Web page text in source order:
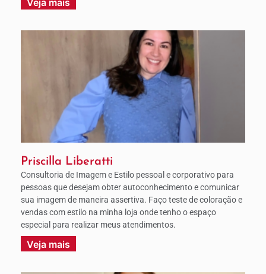
Veja mais
Priscilla Liberatti
Consultoria de Imagem e Estilo pessoal e corporativo para
pessoas que desejam obter autoconhecimento e comunicar
sua imagem de maneira assertiva. Faço teste de coloração e
vendas com estilo na minha loja onde tenho o espaço
especial para realizar meus atendimentos.
Veja mais